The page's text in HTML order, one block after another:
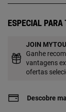
tamanhos
Especial para
JOIN
Ganhe
vantagens
ofertas
Descobre